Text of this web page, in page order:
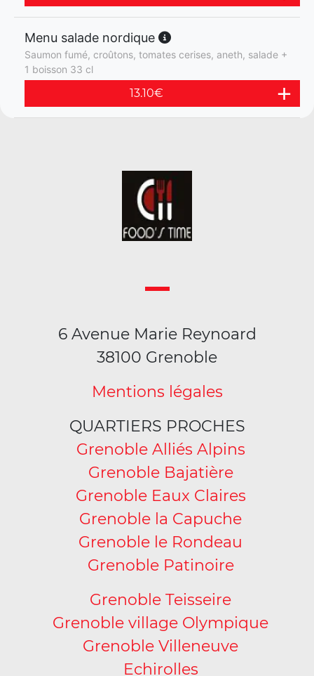
Menu salade nordique
Saumon fumé, croûtons, tomates cerises, aneth, salade +
1 boisson 33 cl
13.10€
6 Avenue Marie Reynoard
38100 Grenoble
Mentions légales
QUARTIERS PROCHES
Grenoble Alliés Alpins
Grenoble Bajatière
Grenoble Eaux Claires
Grenoble la Capuche
Grenoble le Rondeau
Grenoble Patinoire
Grenoble Teisseire
Grenoble village Olympique
Grenoble Villeneuve
Echirolles